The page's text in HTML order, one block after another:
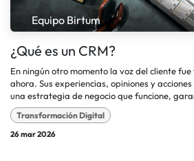
Equipo Birtum
¿Qué es un CRM?
En ningún otro momento la voz del cliente
ahora. Sus experiencias, opiniones y
una estrategia de negocio que funcione,
Transformación Digital
26 mar 2026